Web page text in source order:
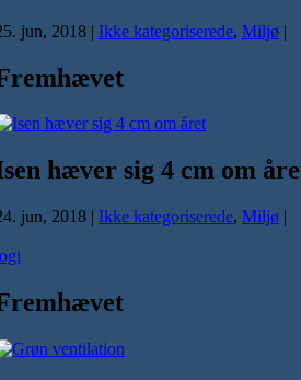
jun, 2018 | Ikke kategoriserede, Miljø |
hæver sig 4 cm om
jun, 2018 | Ikke kategoriserede, Miljø |